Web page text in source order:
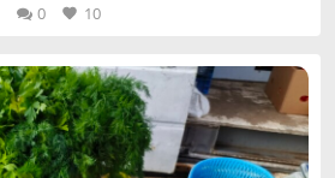
0 10